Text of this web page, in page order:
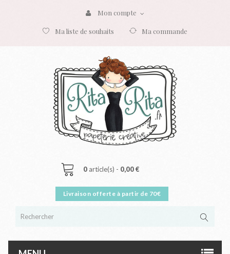
Mon compte
Ma commande
Ma liste de souhaits
0 article(s) - 0,00 €